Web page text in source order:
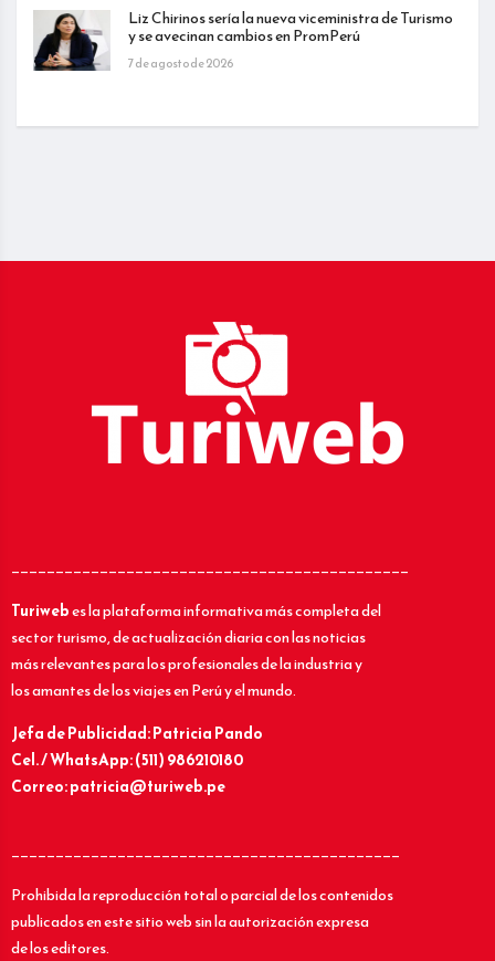
Liz Chirinos sería la nueva viceministra de Turismo
y se avecinan cambios en PromPerú
7 de agosto de 2026
_____________________________________________
Turiwebes la plataforma informativa más completa del
sector turismo, de actualización diaria con las noticias
más relevantes para los profesionales de la industria y
los amantes de los viajes en Perú y el mundo.
Jefa de Publicidad: Patricia Pando
Cel. / WhatsApp: (511) 986210180
Correo: patricia@turiweb.pe
____________________________________________
Prohibida la reproducción total o parcial de los contenidos
publicados en este sitio web sin la autorización expresa
de los editores.